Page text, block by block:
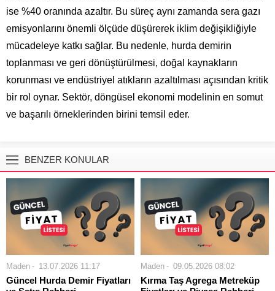
ise %40 oranında azaltır. Bu süreç aynı zamanda sera gazı
emisyonlarını önemli ölçüde düşürerek iklim değişikliğiyle
mücadeleye katkı sağlar. Bu nedenle, hurda demirin
toplanması ve geri dönüştürülmesi, doğal kaynakların
korunması ve endüstriyel atıkların azaltılması açısından kritik
bir rol oynar. Sektör, döngüsel ekonomi modelinin en somut
ve başarılı örneklerinden birini temsil eder.
BENZER KONULAR
Maden 13.07.2026 11:17
Güncel Hurda Demir Fiyatları
Maden 09.05.2026 08:02
Kırma Taş Agrega Metreküp